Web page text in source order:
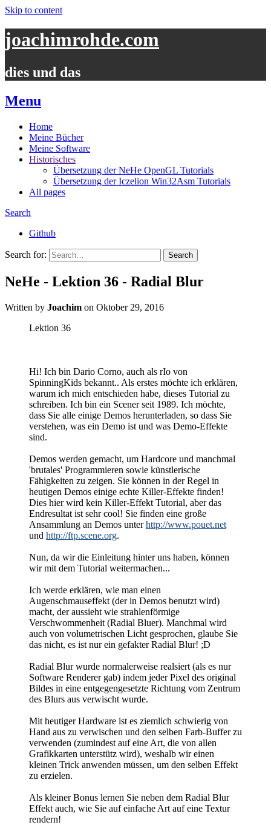
Skip to content
joachimrohde.com
dies und das
Menu
Home
Meine Bücher
Meine Software
Historisches
Übersetzung der NeHe OpenGL Tutorials
Übersetzung der Iczelion Win32Asm Tutorials
All pages
Search
Github
Search for:
NeHe - Lektion 36 - Radial Blur
Written by Joachim on Oktober 29, 2016
Lektion 36
Hi! Ich bin Dario Corno, auch als rIo von
SpinningKids bekannt.. Als erstes möchte ich erklären,
warum ich mich entschieden habe, dieses Tutorial zu
schreiben. Ich bin ein Scener seit 1989. Ich möchte,
dass Sie alle einige Demos herunterladen, so dass Sie
verstehen, was ein Demo ist und was Demo-Effekte
sind.
Demos werden gemacht, um Hardcore und manchmal
'brutales' Programmieren sowie künstlerische
Fähigkeiten zu zeigen. Sie können in der Regel in
heutigen Demos einige echte Killer-Effekte finden!
Dies hier wird kein Killer-Effekt Tutorial, aber das
Endresultat ist sehr cool! Sie finden eine große
Ansammlung an Demos unterhttp://www.pouet.net
und http://ftp.scene.org.
Nun, da wir die Einleitung hinter uns haben, können
wir mit dem Tutorial weitermachen...
Ich werde erklären, wie man einen
Augenschmauseffekt (der in Demos benutzt wird)
macht, der aussieht wie strahlenförmige
Verschwommenheit (Radial Bluer). Manchmal wird
auch von volumetrischen Licht gesprochen, glaube Sie
das nicht, es ist nur ein gefakter Radial Blur! ;D
Radial Blur wurde normalerweise realsiert (als es nur
Software Renderer gab) indem jeder Pixel des original
Bildes in eine entgegengesetzte Richtung vom Zentrum
des Blurs aus verwischt wurde.
Mit heutiger Hardware ist es ziemlich schwierig von
Hand aus zu verwischen und den selben Farb-Buffer zu
verwenden (zumindest auf eine Art, die von allen
Grafikkarten unterstütz wird), weshalb wir einen
kleinen Trick anwenden müssen, um den selben Effekt
zu erzielen.
Als kleiner Bonus lernen Sie neben dem Radial Blur
Effekt auch, wie Sie auf einfache Art auf eine Textur
rendern!